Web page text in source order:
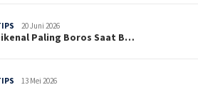
20 Juni 2026
Paling Boros Saat B…
13 Mei 2026